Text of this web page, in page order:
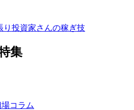
り投資家さんの稼ぎ技
集
コラム